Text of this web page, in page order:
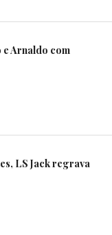
Arnaldo com
LS Jack regrava